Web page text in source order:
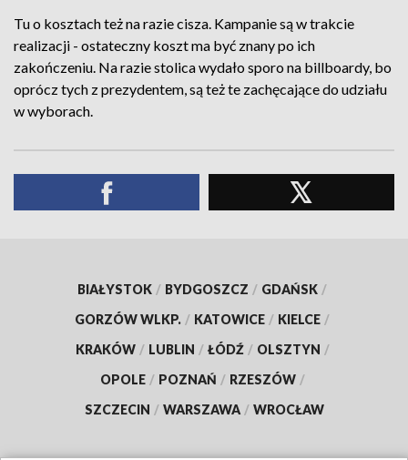
Tu o kosztach też na razie cisza. Kampanie są w trakcie
realizacji - ostateczny koszt ma być znany po ich
zakończeniu. Na razie stolica wydało sporo na billboardy, bo
oprócz tych z prezydentem, są też te zachęcające do udziału
w wyborach.
BIAŁYSTOK / BYDGOSZCZ / GDAŃSK /
GORZÓW WLKP. / KATOWICE / KIELCE /
KRAKÓW / LUBLIN / ŁÓDŹ / OLSZTYN /
OPOLE / POZNAŃ / RZESZÓW /
SZCZECIN / WARSZAWA / WROCŁAW